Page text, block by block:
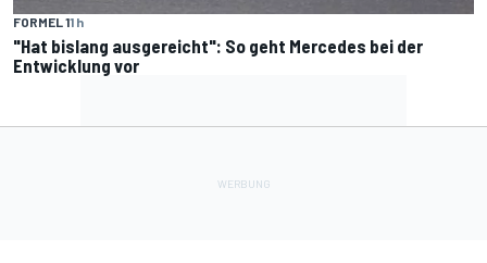
FORMEL 11 h
"Hat bislang ausgereicht": So geht Mercedes bei der
Entwicklung vor